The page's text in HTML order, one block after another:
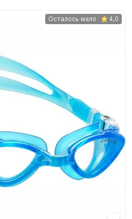
Осталось мало 4,0